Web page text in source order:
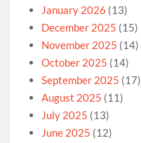
January 2026 (13)
December 2025 (15)
November 2025 (14)
October 2025 (14)
September 2025 (17)
August 2025 (11)
July 2025 (13)
June 2025 (12)